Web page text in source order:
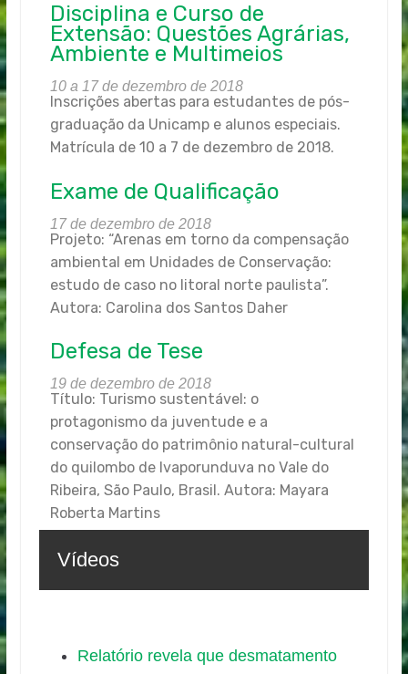
Disciplina e Curso de
Extensão: Questões Agrárias,
Ambiente e Multimeios
10 a 17 de dezembro de 2018
Inscrições abertas para estudantes de pós-
graduação da Unicamp e alunos especiais.
Matrícula de 10 a 7 de dezembro de 2018.
Exame de Qualificação
17 de dezembro de 2018
Projeto: “Arenas em torno da compensação
ambiental em Unidades de Conservação:
estudo de caso no litoral norte paulista”.
Autora: Carolina dos Santos Daher
Defesa de Tese
19 de dezembro de 2018
Título: Turismo sustentável: o
protagonismo da juventude e a
conservação do patrimônio natural-cultural
do quilombo de Ivaporunduva no Vale do
Ribeira, São Paulo, Brasil. Autora: Mayara
Roberta Martins
Vídeos
Relatório revela que desmatamento